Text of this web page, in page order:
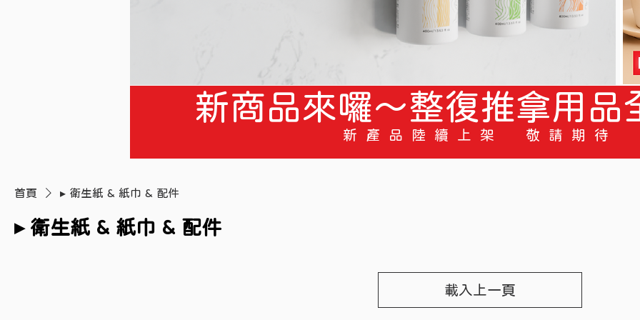
新商品來囉～整復推拿用品
新產品陸續上架 敬請期待
首頁 ▸ 衛生紙 & 紙巾 & 配件
▸ 衛生紙 & 紙巾 & 配件
載入上一頁